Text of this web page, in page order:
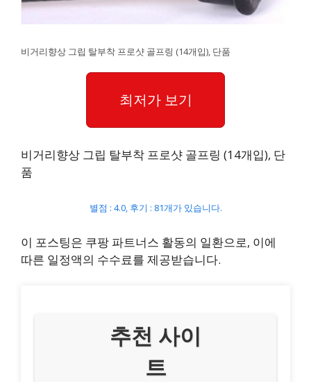
비거리향상 그립 탈부착 프로샷 골프링 (14개입), 단품
최저가 보기
비거리향상 그립 탈부착 프로샷 골프링 (14개입), 단
품
별점 : 4.0, 후기 : 81개가 있습니다.
이 포스팅은 쿠팡 파트너스 활동의 일환으로, 이에
따른 일정액의 수수료를 제공받습니다.
추천 사이
트